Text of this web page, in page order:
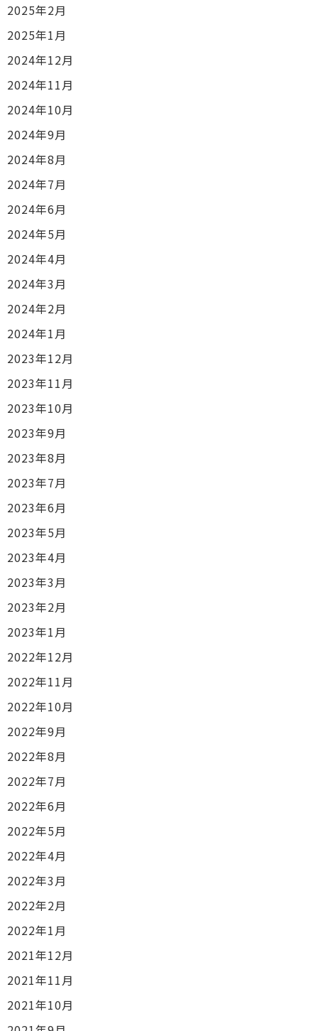
2025年2月
2025年1月
2024年12月
2024年11月
2024年10月
2024年9月
2024年8月
2024年7月
2024年6月
2024年5月
2024年4月
2024年3月
2024年2月
2024年1月
2023年12月
2023年11月
2023年10月
2023年9月
2023年8月
2023年7月
2023年6月
2023年5月
2023年4月
2023年3月
2023年2月
2023年1月
2022年12月
2022年11月
2022年10月
2022年9月
2022年8月
2022年7月
2022年6月
2022年5月
2022年4月
2022年3月
2022年2月
2022年1月
2021年12月
2021年11月
2021年10月